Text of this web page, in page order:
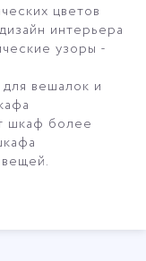
цветов
интерьера
узоры -
вешалок и
шкаф более